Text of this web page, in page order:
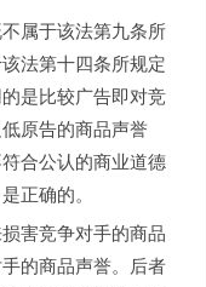
属于该法第九条所
法第十四条所规定
是比较广告即对竞
原告的商品声誉
合公认的商业道德
正确的。
害竞争对手的商品
的商品声誉。后者